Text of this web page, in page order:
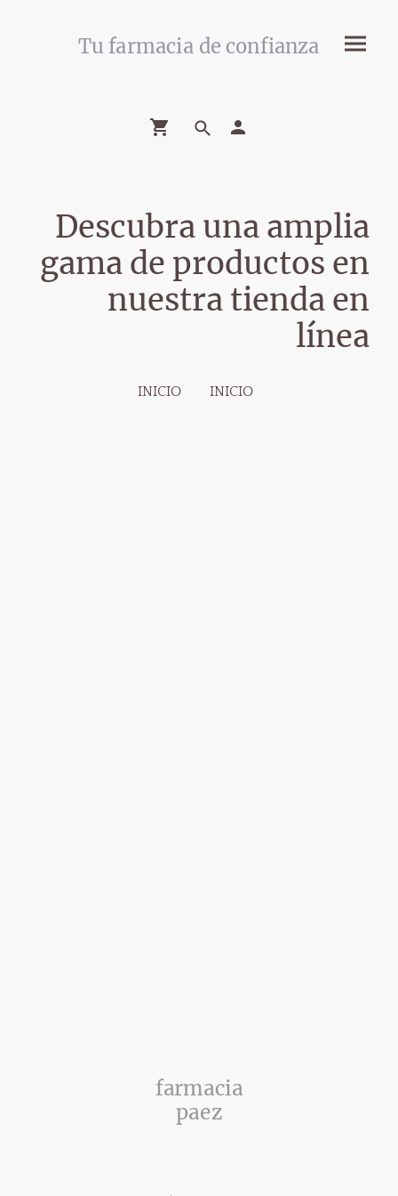
Tu farmacia de confianza
Descubra una amplia
gama de productos en
nuestra tienda en
línea
INICIO INICIO
farmacia
paez